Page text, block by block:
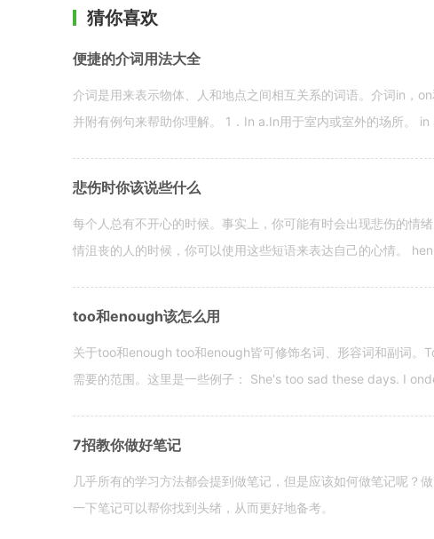
猜你喜欢
便捷的介词用法大全
介词是用来表示物体、人和地点之间相互关系的词语。介词in，
并附有例句来帮助你理解。 1．In a.In用于室内或室外的场所。
悲伤时你该说些什么
每个人总有不开心的时候。事实上，你可能有时会出现悲伤的情
情沮丧的人的时候，你可以使用这些短语来表达自己的心情。
too和enough该怎么用
关于too和enough too和enough皆可修饰名词、形容词和副词。
需要的范围。这里是一些例子： She's too sad these days. I
7招教你做好笔记
几乎所有的学习方法都会提到做笔记，但是应该如何做笔记呢？
一下笔记可以帮你找到头绪，从而更好地备考。